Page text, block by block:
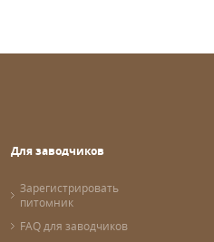
Для заводчиков
Зарегистрировать
питомник
FAQ для заводчиков